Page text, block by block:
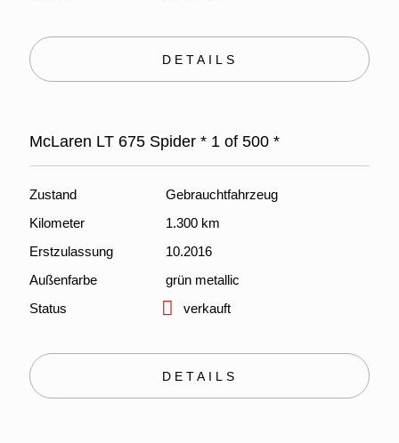
DETAILS
McLaren LT 675 Spider * 1 of 500 *
Zustand
Gebrauchtfahrzeug
Kilometer
1.300 km
Erstzulassung
10.2016
Außenfarbe
grün metallic
Status
verkauft
DETAILS